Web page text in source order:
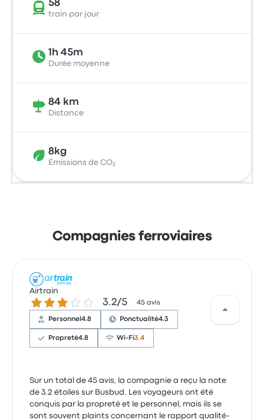
58
train par jour
1h 45m
Durée moyenne
84 km
Distance
8kg
Émissions de CO₂
Compagnies ferroviaires
Airtrain
3.2 sur 5 étoiles 3.2/5 45 avis
Personnel4.8 Ponctualité4.3
Propreté4.8 Wi-Fi3.4
Sur un total de 45 avis, la compagnie a reçu la note
de 3.2 étoiles sur Busbud. Les voyageurs ont été
conquis par la propreté et le personnel, mais ils se
sont souvent plaints concernant le rapport qualité-